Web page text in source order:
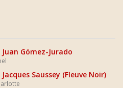
Gómez-Jurado
Saussey (Fleuve Noir)